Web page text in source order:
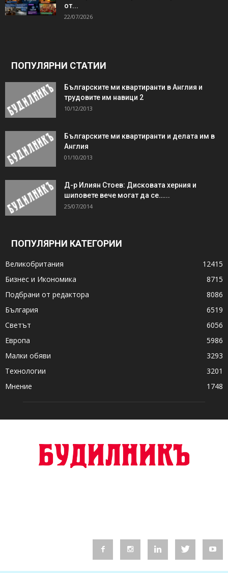
от...
22/07/2026
ПОПУЛЯРНИ СТАТИИ
Българските ми квартиранти в Англия и
трудовите им навици 2
10/12/2013
Българските ми квартиранти и делата им в
Англия
01/10/2013
Д-р Илиян Стоев: Дисковата херния и
шиповете вече могат да се…...
25/07/2014
ПОПУЛЯРНИ КАТЕГОРИИ
Великобритания
12415
Бизнес и Икономика
8715
Подбрани от редактора
8086
България
6519
Светът
6056
Европа
5986
Малки обяви
3293
Технологии
3201
Мнение
1748